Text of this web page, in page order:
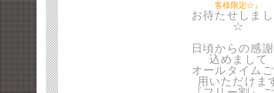
客様限定☆』
お待たせしま
☆
日頃からの感
込めまして
オールタイム
用いただけま